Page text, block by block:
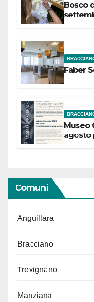
Bosco
Faber
Museo
agosto
Comuni
Anguillara
Bracciano
Trevignano
Manziana